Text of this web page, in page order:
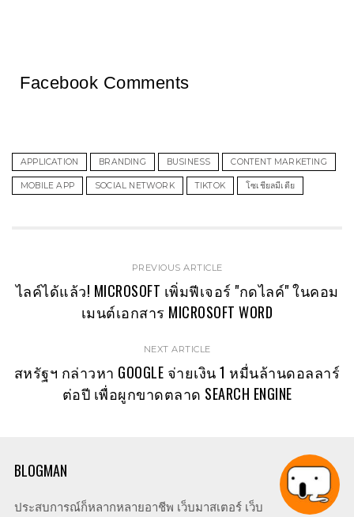
Facebook Comments
APPLICATION BRANDING BUSINESS CONTENT MARKETING
MOBILE APP SOCIAL NETWORK TIKTOK โซเชียลมีเดีย
PREVIOUS ARTICLE
ไลค์ได้แล้ว! MICROSOFT เพิ่มฟีเจอร์ "กดไลค์" ในคอม
เมนต์เอกสาร MICROSOFT WORD
NEXT ARTICLE
สหรัฐฯ กล่าวหา GOOGLE จ่ายเงิน 1 หมื่นล้านดอลลาร์
ต่อปี เพื่อผูกขาดตลาด SEARCH ENGINE
BLOGMAN
ประสบการณ์ก็หลากหลายอาชีพ เว็บมาสเตอร์ เว็บ